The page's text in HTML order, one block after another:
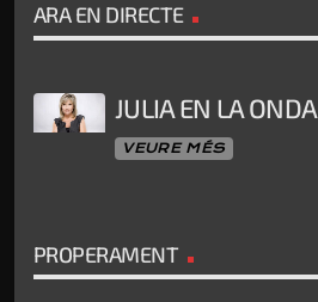
ARA EN DIRECTE
JULIA EN LA ONDA
VEURE MÉS
PROPERAMENT